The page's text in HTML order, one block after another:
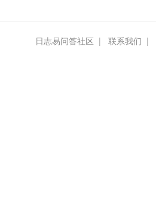
日志易问答社区 | 联系我们 |